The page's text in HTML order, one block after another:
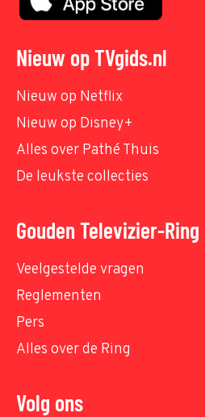
Nieuw op TVgids.nl
Nieuw op Netflix
Nieuw op Disney+
Alles over Pathé Thuis
De leukste collecties
Gouden Televizier-Ring
Veelgestelde vragen
Reglementen
Pers
Alles over de Ring
Volg ons